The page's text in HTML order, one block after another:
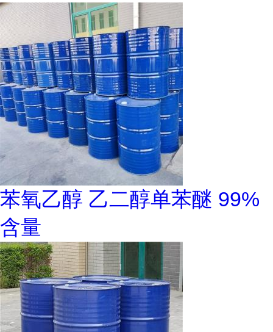
苯氧乙醇 乙二醇单苯醚 99%
含量